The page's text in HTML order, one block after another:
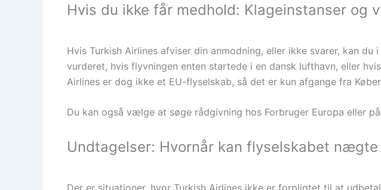
Hvis du ikke får medhold: Klageinstanser og
Hvis Turkish Airlines afviser din anmodning, eller ikke svarer, kan du
vurderet, hvis flyvningen enten startede i en dansk lufthavn, eller
Airlines er dog ikke et EU-flyselskab, så det er kun afgange fra
Du kan også vælge at søge rådgivning hos Forbruger Europa eller
Undtagelser: Hvornår kan flyselskabet nægte
Der er situationer, hvor Turkish Airlines ikke er forpligtet til at